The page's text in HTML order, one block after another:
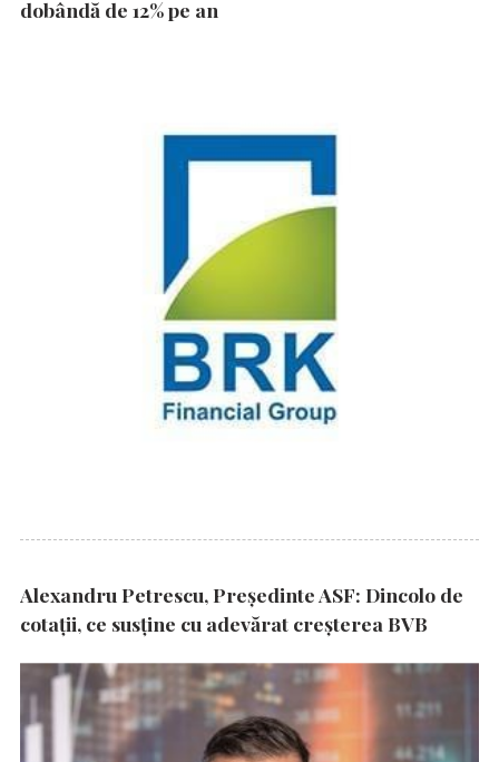
dobândă de 12% pe an
Alexandru Petrescu, Președinte ASF: Dincolo de
cotații, ce susține cu adevărat creșterea BVB